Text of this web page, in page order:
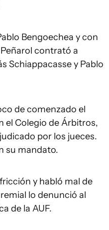
Bengoechea y con
contrató a
Schiappacasse y Pablo
de comenzado el
el Colegio de Árbitros,
por los jueces.
su mandato.
y habló mal de
lo denunció al
de la AUF.